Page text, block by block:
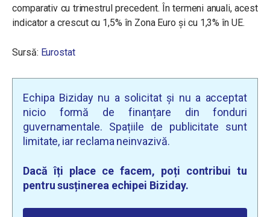
comparativ cu trimestrul precedent. În termeni anuali, acest
indicator a crescut cu 1,5% în Zona Euro și cu 1,3% în UE.
Sursă: Eurostat
Echipa Biziday nu a solicitat și nu a acceptat
nicio formă de finanțare din fonduri
guvernamentale. Spațiile de publicitate sunt
limitate, iar reclama neinvazivă.
Dacă îți place ce facem, poți contribui tu
pentru susținerea echipei Biziday.